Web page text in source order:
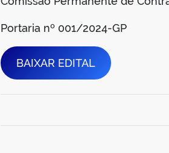
Portaria nº 001/2024-GP
BAIXAR EDITAL